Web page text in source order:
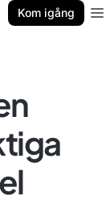
Kom igång